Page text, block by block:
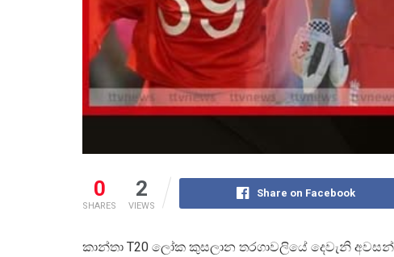
0
SHARES
2
VIEWS
Share on Facebook
කාන්තා T20 ලෝක කුසලාන තරගාවලියේ දෙවැනි